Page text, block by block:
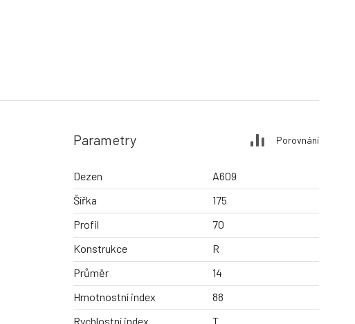
Parametry Porovnání
Dezen
A609
Šířka
175
Profil
70
Konstrukce
R
Průměr
14
Hmotnostní index
88
Rychlostní index
T